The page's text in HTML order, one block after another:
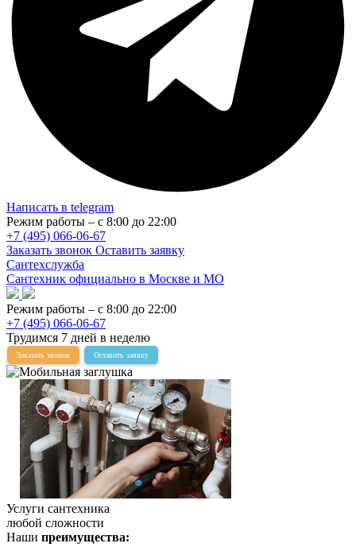
Написать в telegram
Режим работы – с 8:00 до 22:00
+7 (495) 066-06-67
Заказать звонок Оставить заявку
Сантехслужба
Сантехник официально в Москве и МО
Режим работы – с 8:00 до 22:00
+7 (495) 066-06-67
Трудимся 7 дней в неделю
Заказать звонок Оставить заявку
Услуги сантехника
любой сложности
Наши преимущества: